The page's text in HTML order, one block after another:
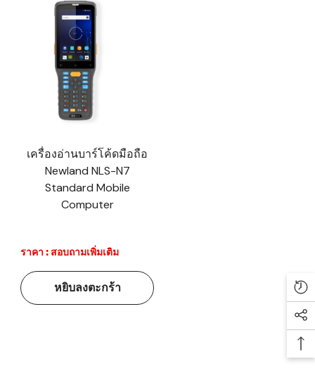
เครื่องอ่านบาร์โค้ดมือถือ
Newland NLS-N7
Standard Mobile
Computer
ราคา : สอบถามเพิ่มเติม
หยิบลงตะกร้า